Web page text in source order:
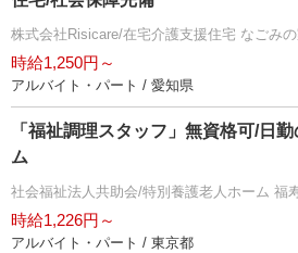
株式会社Risicare/在宅介護支援住宅 なごみ
時給1,250円～
アルバイト・パート / 愛知県
「福祉調理スタッフ」無資格可/日
ム
社会福祉法人共助会/特別養護老人ホーム 福
時給1,226円～
アルバイト・パート / 東京都